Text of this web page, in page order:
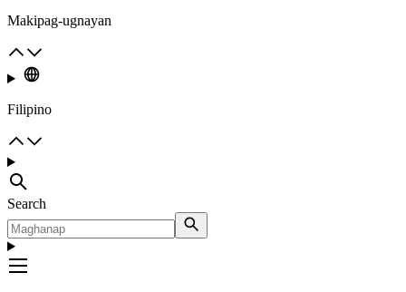
Makipag-ugnayan
Filipino
Search